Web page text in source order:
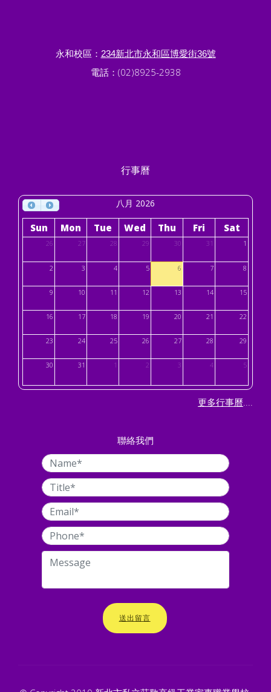
永和校區： 234新北市永和區博愛街36號
電話：(02)8925-2938
行事曆
八月 2026
Sun Mon Tue Wed Thu Fri Sat
26 27 28 29 30 31 1
2 3 4 5 6 7 8
9 10 11 12 13 14 15
16 17 18 19 20 21 22
23 24 25 26 27 28 29
30 31 1 2 3 4 5
更多行事曆....
聯絡我們
送出留言